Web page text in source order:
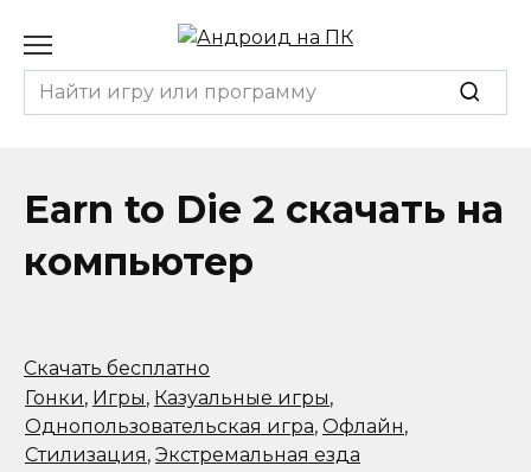
содержанию
Search
for:
Earn to Die 2 скачать на
компьютер
Скачать бесплатно
Гонки, Игры, Казуальные игры,
Однопользовательская игра, Офлайн,
Стилизация, Экстремальная езда